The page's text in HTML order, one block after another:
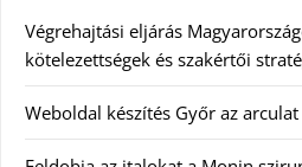
Végrehajtási eljárás
kötelezettségek és szakértői
Weboldal készítés Győr az